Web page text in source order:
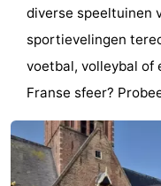
drinken
Praktisch
Forum
Route
-
Parkeren
Reisboekenwinkel
diverse speeltuinen
sportievelingen
voetbal, volleybal of
Franse sfeer?